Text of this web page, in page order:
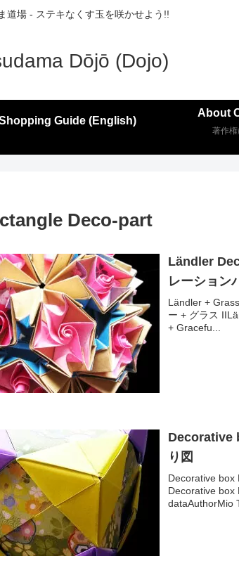
道場 - ステキなくす玉を咲かせよう!!
Dōjō (Dojo)
Guide (English)
About
著作
Deco-part
Ländler
レーション
Ländler +
ー + グラス
+ Gracefu...
Decorative
り図
Decorative box
Decorative box
dataAuthorMio